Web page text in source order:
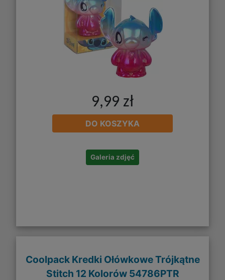
9,99 zł
DO KOSZYKA
Galeria zdjęć
Coolpack Kredki Ołówkowe Trójkątne
Stitch 12 Kolorów 54786PTR